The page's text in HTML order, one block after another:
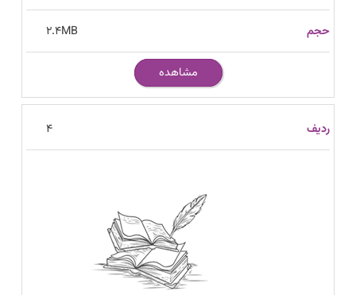
2.4MB
مشاهده
4